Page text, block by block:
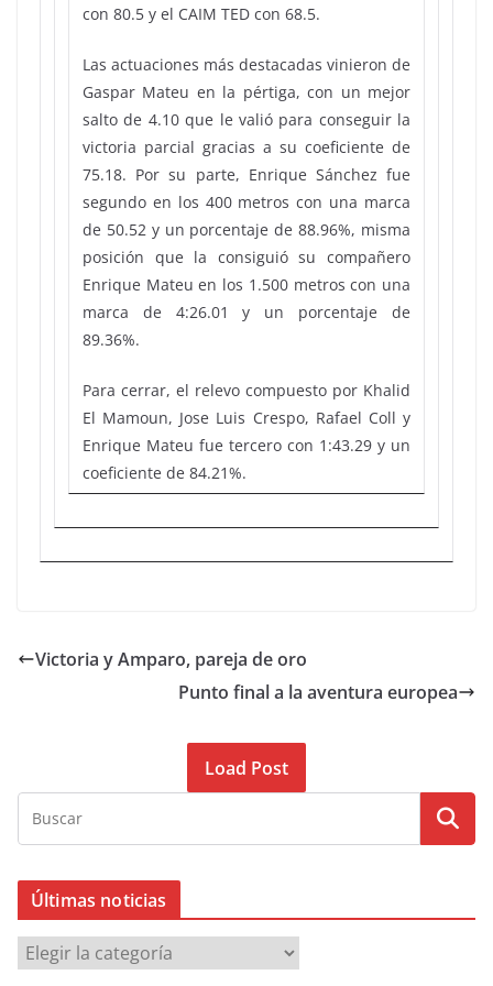
con 80.5 y el CAIM TED con 68.5.
Las actuaciones más destacadas vinieron de
Gaspar Mateu en la pértiga, con un mejor
salto de 4.10 que le valió para conseguir la
victoria parcial gracias a su coeficiente de
75.18. Por su parte, Enrique Sánchez fue
segundo en los 400 metros con una marca
de 50.52 y un porcentaje de 88.96%, misma
posición que la consiguió su compañero
Enrique Mateu en los 1.500 metros con una
marca de 4:26.01 y un porcentaje de
89.36%.
Para cerrar, el relevo compuesto por Khalid
El Mamoun, Jose Luis Crespo, Rafael Coll y
Enrique Mateu fue tercero con 1:43.29 y un
coeficiente de 84.21%.
Victoria y Amparo, pareja de oro
Punto final a la aventura europea
Load Post
Últimas noticias
Ú